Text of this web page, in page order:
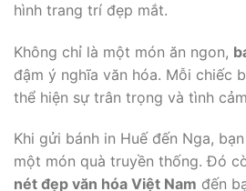
hình trang trí đẹp mắt.
Không chỉ là một món ăn ngon,
đậm ý nghĩa văn hóa. Mỗi chiếc
thể hiện sự trân trọng và tình
Khi gửi bánh in Huế đến Nga,
một món quà truyền thống. Đó
nét đẹp văn hóa Việt Nam đến